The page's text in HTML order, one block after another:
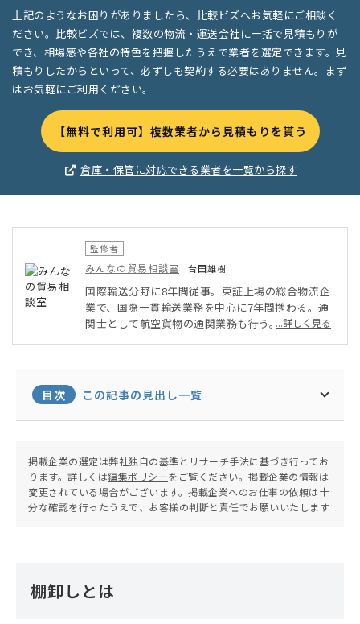
上記のようなお困りがありましたら、比較ビズへお気軽にご相談く
ださい。比較ビズでは、複数の物流・運送会社に一括で見積もりが
でき、相場感や各社の特色を把握したうえで業者を選定できます。見
積もりしたからといって、必ずしも契約する必要はありません。まず
はお気軽にご利用ください。
【無料で利用可】複数業者から見積もりを貰う
倉庫・保管に対応できる業者を一覧から探す
監修者
みんなの貿易相談室 台田雄樹
国際輸送分野に8年間従事。東証上場の総合物流企
業で、国際一貫輸送業務を中心に7年間携わる。通
関士として航空貨物の通関業務も行う。またミャン
貿易企画に従事する。北南米、中国、ベトナム、フ
ィリピンの輸送を担当。日本と海外拠点間だけでな
く、海外拠点同士の輸送管理も行っている。
...詳しく見る
目次 この記事の見出し一覧
掲載企業の選定は弊社独自の基準とリサーチ手法に基づき行ってお
ります。詳しくは編集ポリシーをご覧ください。掲載企業の情報は
変更されている場合がございます。掲載企業へのお仕事の依頼は十
分な確認を行ったうえで、お客様の判断と責任でお願いいたします
棚卸しとは